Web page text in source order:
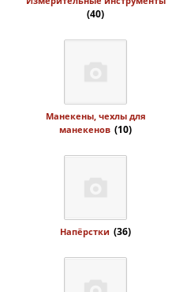
(40)
Манекены, чехлы для
манекенов (10)
Напёрстки (36)